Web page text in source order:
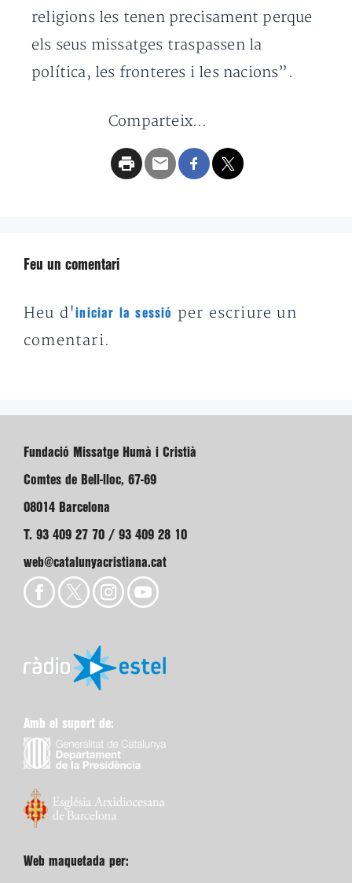
religions les tenen precisament perque
els seus missatges traspassen la
política, les fronteres i les nacions”.
Comparteix...
Feu un comentari
Heu d'iniciar la sessió
per escriure un
comentari.
Fundació Missatge Humà i Cristià
Comtes de Bell-lloc, 67-69
08014 Barcelona
T. 93 409 27 70 / 93 409 28 10
web@catalunyacristiana.cat
Amb el suport de:
Web maquetada per: